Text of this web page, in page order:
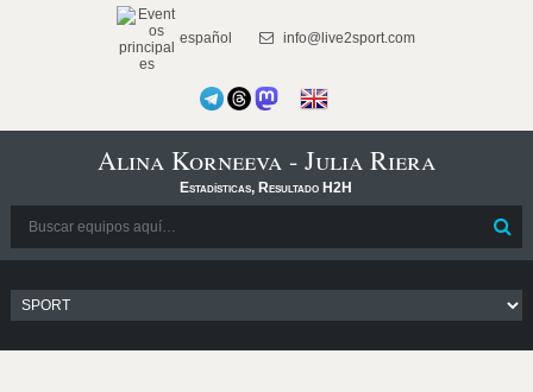
español info@live2sport.com
Alina Korneeva - Julia Riera
Estadísticas, Resultado H2H